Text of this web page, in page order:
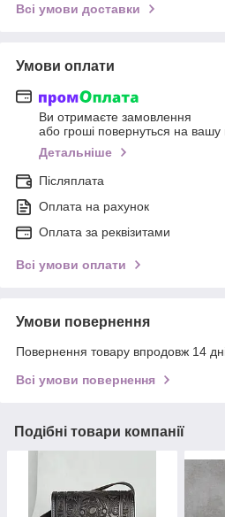
Всі умови доставки
Умови оплати
Ви отримаєте замовлення
або гроші повернуться на вашу
Детальніше
Післяплата
Оплата на рахунок
Оплата за реквізитами
Всі умови оплати
Умови повернення
Повернення товару впродовж 14
Всі умови повернення
Подібні товари компанії